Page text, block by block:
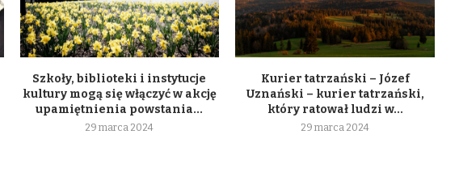
Szkoły, biblioteki i instytucje
kultury mogą się włączyć w akcję
upamiętnienia powstania...
29 marca 2024
Kurier tatrzański – Józef
Uznański – kurier tatrzański,
który ratował ludzi w...
29 marca 2024